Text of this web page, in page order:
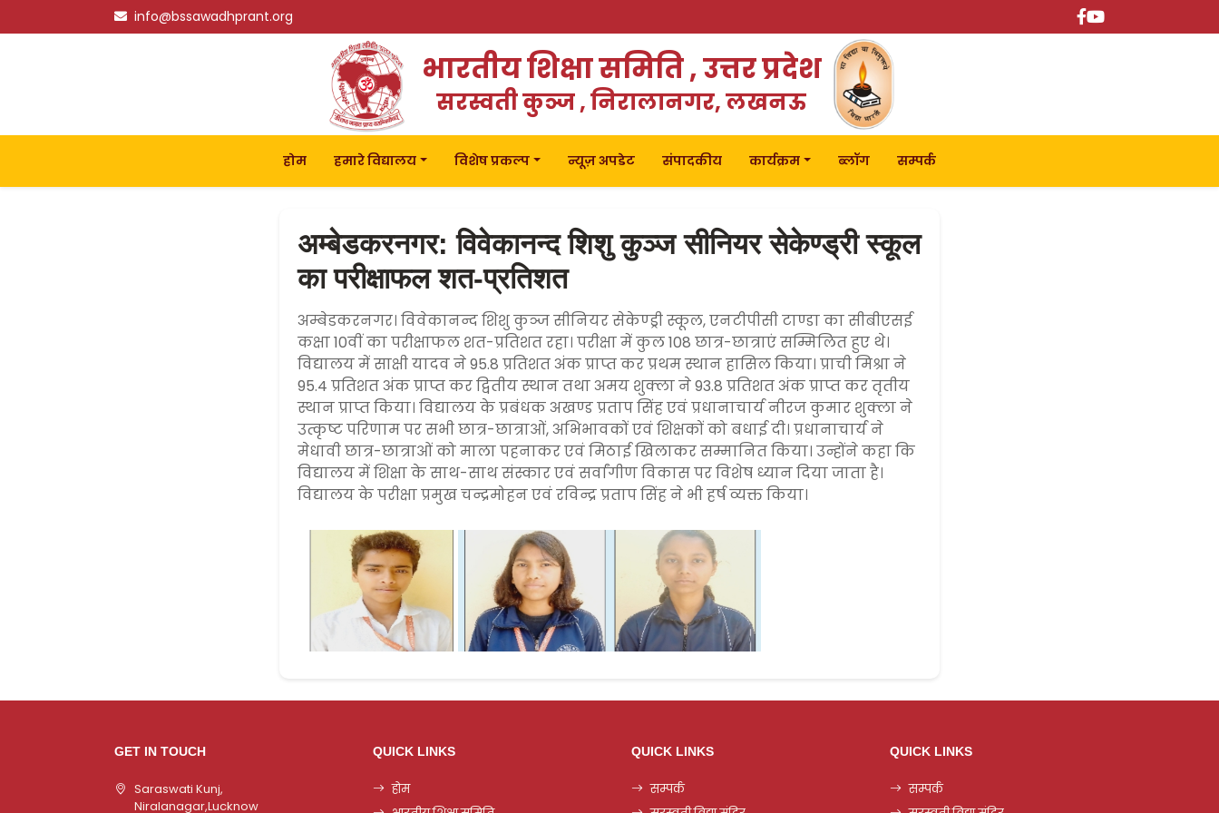
info@bssawadhprant.org
भारतीय शिक्षा समिति , उत्तर प्रदेश
सरस्वती कुञ्ज , निरालानगर, लखनऊ
होम हमारे विद्यालय विशेष प्रकल्प न्यूज़ अपडेट संपादकीय कार्यक्रम ब्लॉग सम्पर्क
अम्बेडकरनगर: विवेकानन्द शिशु कुञ्ज सीनियर सेकेण्ड्री स्कूल
का परीक्षाफल शत-प्रतिशत
अम्बेडकरनगर। विवेकानन्द शिशु कुञ्ज सीनियर सेकेण्ड्री स्कूल, एनटीपीसी टाण्डा का सीबीएसई
कक्षा 10वीं का परीक्षाफल शत-प्रतिशत रहा। परीक्षा में कुल 108 छात्र-छात्राएं सम्मिलित हुए थे।
विद्यालय में साक्षी यादव ने 95.8 प्रतिशत अंक प्राप्त कर प्रथम स्थान हासिल किया। प्राची मिश्रा ने
95.4 प्रतिशत अंक प्राप्त कर द्वितीय स्थान तथा अमय शुक्ला ने 93.8 प्रतिशत अंक प्राप्त कर तृतीय
स्थान प्राप्त किया। विद्यालय के प्रबंधक अखण्ड प्रताप सिंह एवं प्रधानाचार्य नीरज कुमार शुक्ला ने
उत्कृष्ट परिणाम पर सभी छात्र-छात्राओं, अभिभावकों एवं शिक्षकों को बधाई दी। प्रधानाचार्य ने
मेधावी छात्र-छात्राओं को माला पहनाकर एवं मिठाई खिलाकर सम्मानित किया। उन्होंने कहा कि
विद्यालय में शिक्षा के साथ-साथ संस्कार एवं सर्वांगीण विकास पर विशेष ध्यान दिया जाता है।
विद्यालय के परीक्षा प्रमुख चन्द्रमोहन एवं रविन्द्र प्रताप सिंह ने भी हर्ष व्यक्त किया।
GET IN TOUCH
Saraswati Kunj,
Niralanagar,Lucknow
QUICK LINKS
होम
QUICK LINKS
सम्पर्क
QUICK LINKS
सम्पर्क